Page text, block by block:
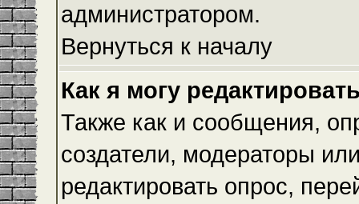
администратором.
Вернуться к началу
Как я могу
Также как и сообщения,
создатели, модераторы
редактировать опрос,